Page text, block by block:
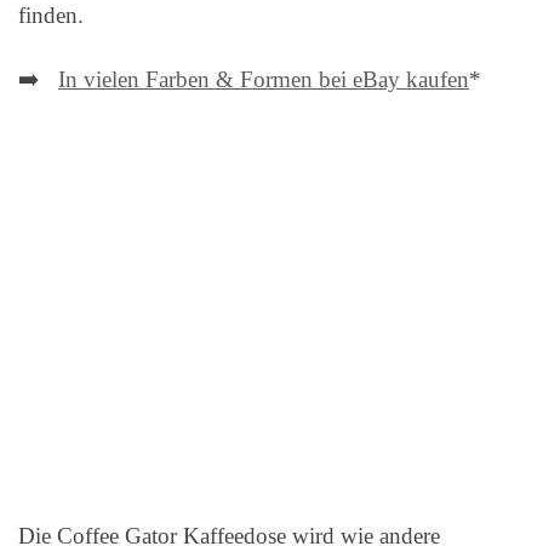
finden.
➡️ In vielen Farben & Formen bei eBay kaufen*
Die Coffee Gator Kaffeedose wird wie andere